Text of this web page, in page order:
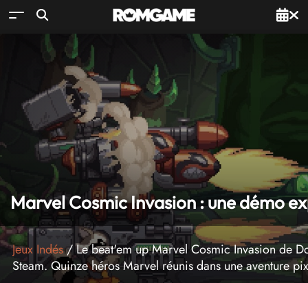
Marvel Cosmic Invasion : une démo
Jeux Indés/ Le beat'em up Marvel Cosmic Invasion de
Steam. Quinze héros Marvel réunis dans une aventure